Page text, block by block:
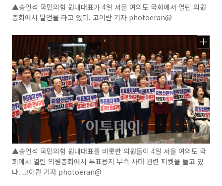
▲송언석 국민의힘 원내대표가 4일 서울 여의도 국회에서 열린 의원
총회에서 발언을 하고 있다. 고이란 기자 photoeran@
▲송언석 국민의힘 원내대표를 비롯한 의원들이 4일 서울 여의도 국
회에서 열린 의원총회에서 투표용지 부족 사태 관련 피켓을 들고 있
다. 고이란 기자 photoeran@